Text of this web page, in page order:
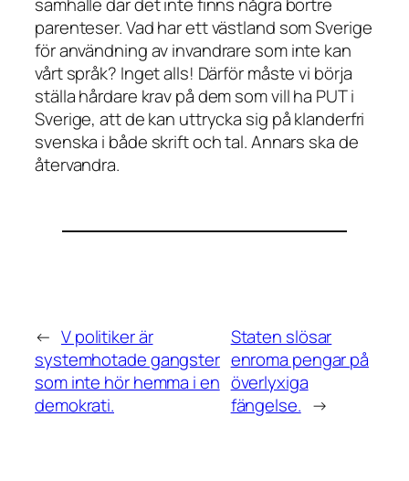
parenteser. Vad har ett västland som Sverige
för användning av invandrare som inte kan
vårt språk? Inget alls! Därför måste vi börja
ställa hårdare krav på dem som vill ha PUT i
Sverige, att de kan uttrycka sig på klanderfri
svenska i både skrift och tal. Annars ska de
återvandra.
← V politiker är
systemhotade gangster
som inte hör hemma i en
demokrati.
Staten slösar
enroma pengar på
överlyxiga
fängelse. →